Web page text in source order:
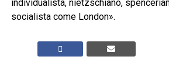
individualista, nietzschiano,
socialista come London».